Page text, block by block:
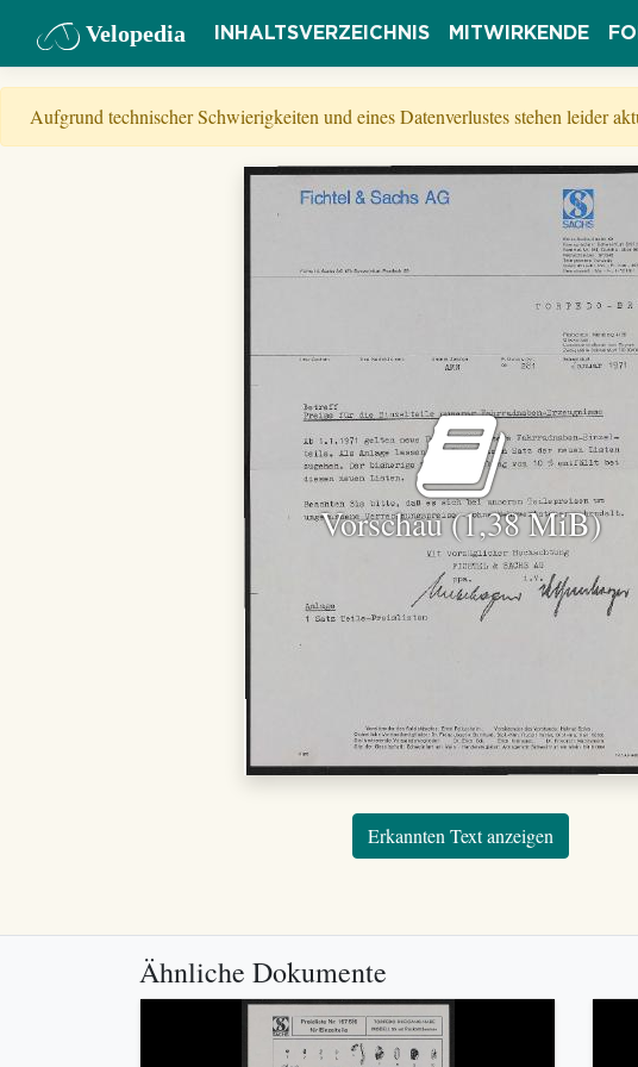
Velopedia INHALTSVERZEICHNIS MITWIRKENDE
Aufgrund technischer Schwierigkeiten und eines Datenverlustes stehen leider
Vorschau (1,38 MiB)
Erkannten Text anzeigen
Ähnliche Dokumente